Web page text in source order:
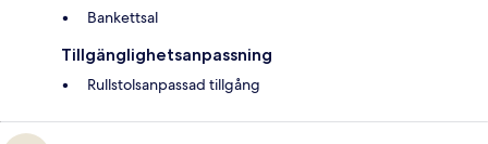
Bankettsal
Tillgänglighetsanpassning
Rullstolsanpassad tillgång